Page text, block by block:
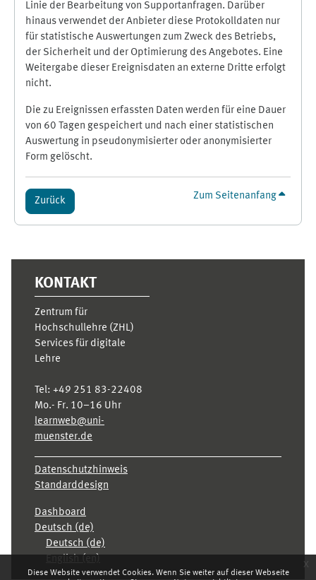
Diese Website verwendet Cookies. Wenn Sie weiter auf dieser Webseite
x
Linie der Bearbeitung von Supportanfragen. Darüber
hinaus verwendet der Anbieter diese Protokolldaten nur
für statistische Auswertungen zum Zweck des Betriebs,
der Sicherheit und der Optimierung des Angebotes. Eine
Weitergabe dieser Ereignisdaten an externe Dritte erfolgt
nicht.
Die zu Ereignissen erfassten Daten werden für eine Dauer
von 60 Tagen gespeichert und nach einer statistischen
Auswertung in pseudonymisierter oder anonymisierter
Form gelöscht.
Zurück Zum Seitenanfang
KONTAKT
Zentrum für
Hochschullehre (ZHL)
Services für digitale
Lehre
Tel: +49 251 83-22408
Mo.- Fr. 10–16 Uhr
learnweb@uni-
muenster.de
Datenschutzhinweis
Standarddesign
Dashboard
Deutsch ‎(de)‎
Deutsch ‎(de)‎